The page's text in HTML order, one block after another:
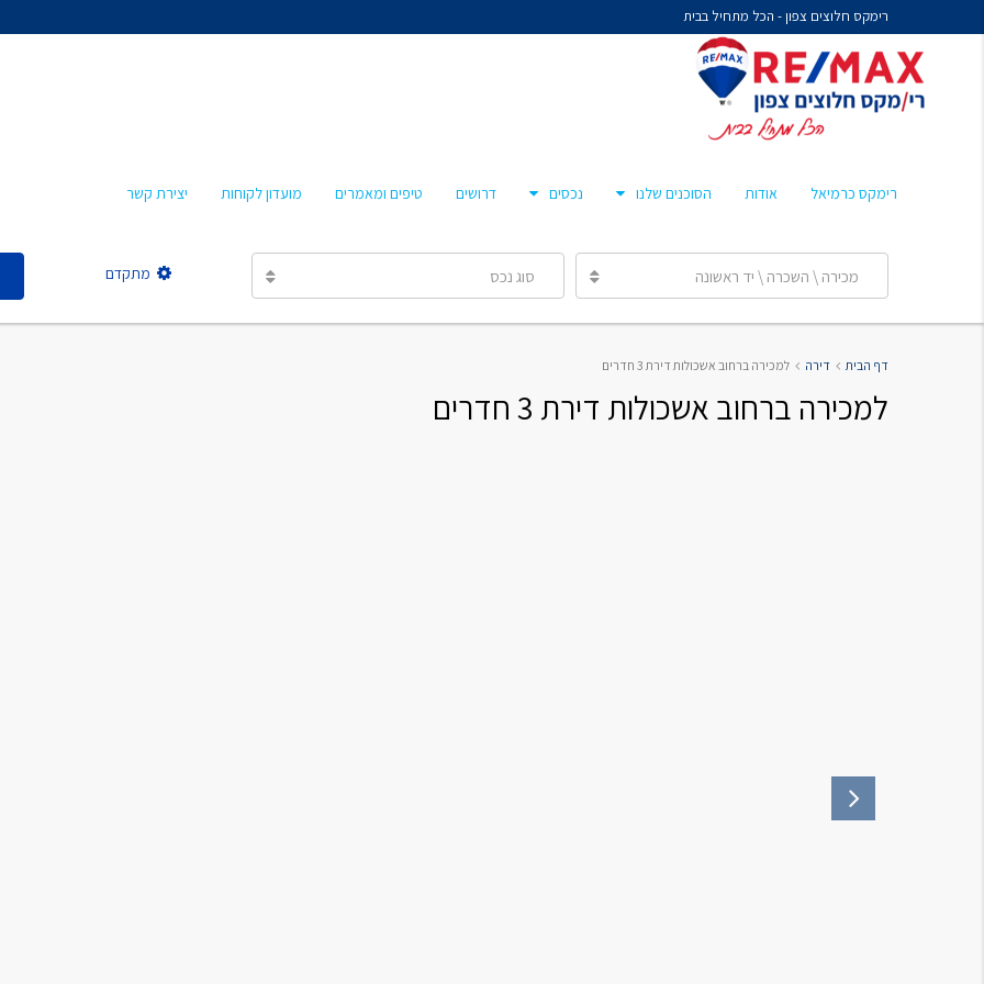
רימקס חלוצים צפון - הכל מתחיל בבית
רימקס כרמיאל אודות הסוכנים שלנו
מיכל קורלנד
מרסלו גלז
נכסים דרושים טיפים ומאמרים מועדון לקוחות יצירת קשר
מכירה \ השכרה \ יד ראשונה סוג נכס מתקדם
דף הבית דירה למכירה ברחוב אשכולות דירת 3 חדרים
למכירה ברחוב אשכולות דירת 3 חדרים
נח איציקזון- זכיין
חן צאיג – מאמן סוכנים
טלי עזרא